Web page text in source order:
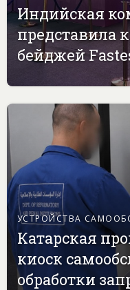
Индийская
представила
бейджей
УСТРОЙСТВА
Катарская
киоск
обработки